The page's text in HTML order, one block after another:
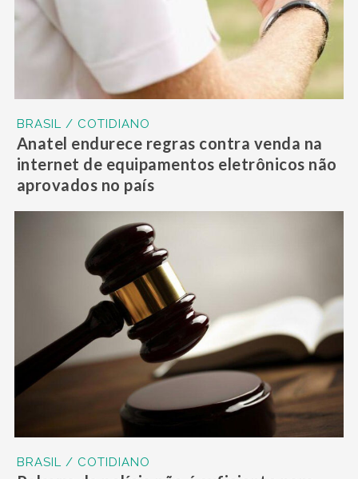
BRASIL / COTIDIANO
Anatel endurece regras contra venda na
internet de equipamentos eletrônicos não
aprovados no país
BRASIL / COTIDIANO